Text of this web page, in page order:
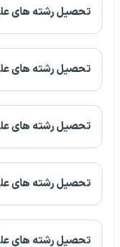
تحصیل رشته های
تحصیل رشته های
تحصیل رشته های
تحصیل رشته های
تحصیل رشته های